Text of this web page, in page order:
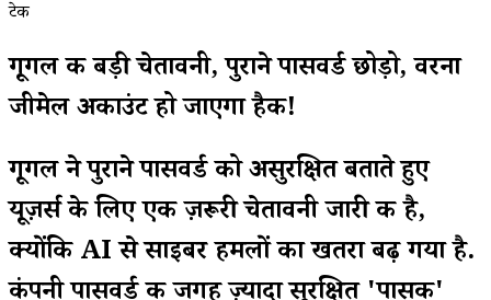
टेक
गूगल की बड़ी चेतावनी, पुराने पासवर्ड छोड़ो, वरना
जीमेल अकाउंट हो जाएगा हैक!
गूगल ने पुराने पासवर्ड को असुरक्षित बताते हुए
यूज़र्स के लिए एक ज़रूरी चेतावनी जारी की है,
क्योंकि AI से साइबर हमलों का खतरा बढ़ गया है.